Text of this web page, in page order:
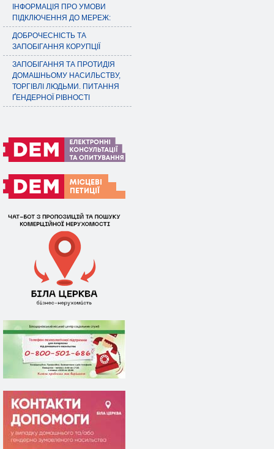
ІНФОРМАЦІЯ ПРО УМОВИ
ПІДКЛЮЧЕННЯ ДО МЕРЕЖ:
ДОБРОЧЕСНІСТЬ ТА
ЗАПОБІГАННЯ КОРУПЦІЇ
ЗАПОБІГАННЯ ТА ПРОТИДІЯ
ДОМАШНЬОМУ НАСИЛЬСТВУ,
ТОРГІВЛІ ЛЮДЬМИ. ПИТАННЯ
ҐЕНДЕРНОЇ РІВНОСТІ